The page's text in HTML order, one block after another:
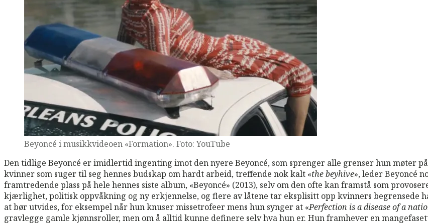
Beyoncé i musikkvideoen «Formation». Foto: YouTube
Den tidlige Beyoncé er imidlertid ingenting imot den nyere Beyoncé, som sprenger alle grenser hun møter
kvinner som suger til seg hennes budskap om hardt arbeid, treffende nok kalt «the beyhive», leder Beyoncé
framtredende plass på hele hennes siste album, «Beyoncé» (2013), selv om den ofte kan framstå som
kjærlighet, politisk oppvåkning og ny erkjennelse, og flere av låtene tar eksplisitt opp kvinners
at bør utvides, for eksempel når hun knuser missetrofeer mens hun synger at «Perfection is a disease of a
gravlegge gamle kjønnsroller, men om å alltid kunne definere selv hva hun er. Hun framhever en